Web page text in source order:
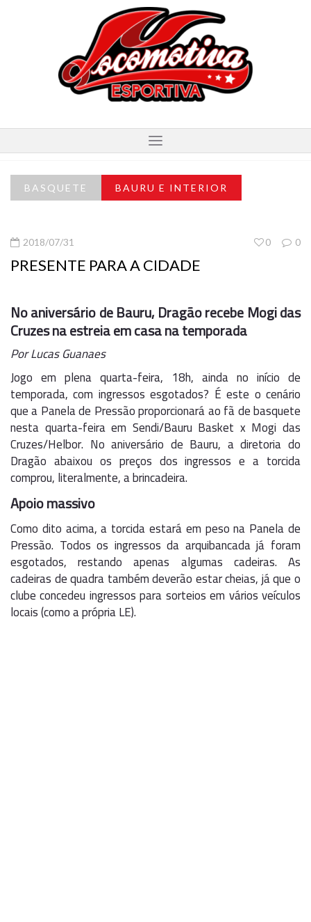
BASQUETE BAURU E INTERIOR
2018/07/31 0
0
PRESENTE PARA A CIDADE
No aniversário de Bauru, Dragão recebe Mogi das
Cruzes na estreia em casa na temporada
Por Lucas Guanaes
Jogo em plena quarta-feira, 18h, ainda no início de
temporada, com ingressos esgotados? É este o cenário
que a Panela de Pressão proporcionará ao fã de basquete
nesta quarta-feira em Sendi/Bauru Basket x Mogi das
Cruzes/Helbor. No aniversário de Bauru, a diretoria do
Dragão abaixou os preços dos ingressos e a torcida
comprou, literalmente, a brincadeira.
Apoio massivo
Como dito acima, a torcida estará em peso na Panela de
Pressão. Todos os ingressos da arquibancada já foram
esgotados, restando apenas algumas cadeiras. As
cadeiras de quadra também deverão estar cheias, já que o
clube concedeu ingressos para sorteios em vários veículos
locais (como a própria LE).